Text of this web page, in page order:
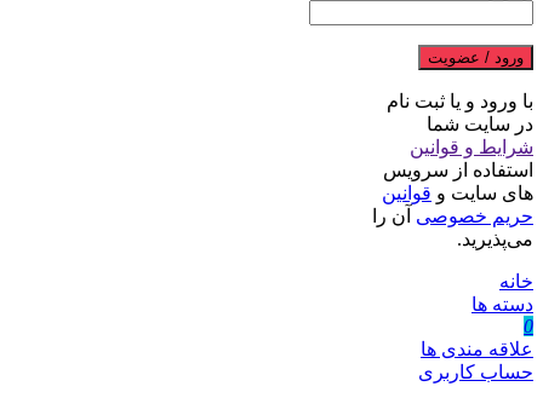
ورود / عضویت
با ورود و یا ثبت نام
در سایت شما
شرایط و قوانین
استفاده از سرویس
های سایت و قوانین
حریم خصوصی آن را
می‌پذیرید.
خانه
دسته ها
0
علاقه مندی ها
حساب کاربری